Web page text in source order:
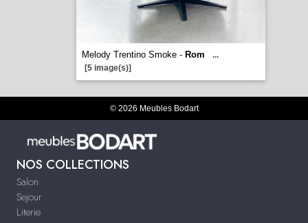
Melody Trentino Smoke - Rom
...
[5 image(s)]
© 2026 Meubles Bodart
NOS COLLECTIONS
Salon
Sejour
Literie